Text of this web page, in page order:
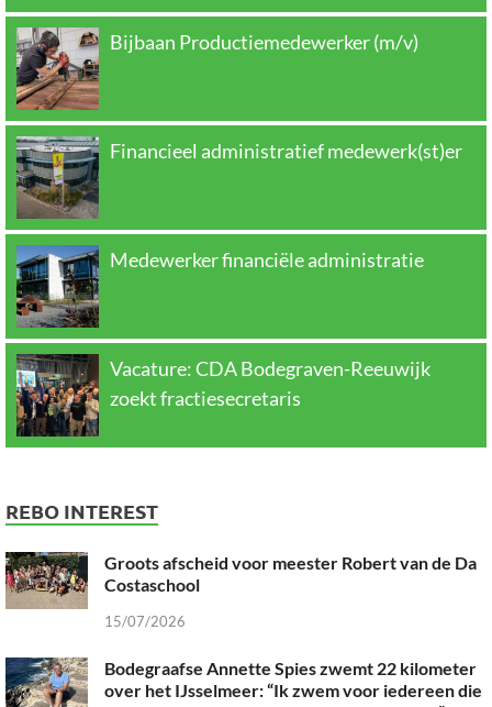
Bijbaan Productiemedewerker (m/v)
Financieel administratief medewerk(st)er
Medewerker financiële administratie
Vacature: CDA Bodegraven-Reeuwijk
zoekt fractiesecretaris
REBO INTEREST
Groots afscheid voor meester Robert van de Da
Costaschool
15/07/2026
Bodegraafse Annette Spies zwemt 22 kilometer
over het IJsselmeer: “Ik zwem voor iedereen die